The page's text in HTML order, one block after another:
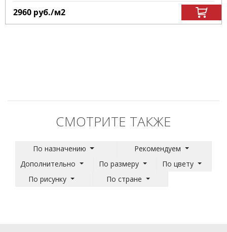
2960 руб./м2
СМОТРИТЕ ТАКЖЕ
По назначению
Рекомендуем
Дополнительно
По размеру
По цвету
По рисунку
По стране